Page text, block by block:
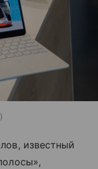
известный